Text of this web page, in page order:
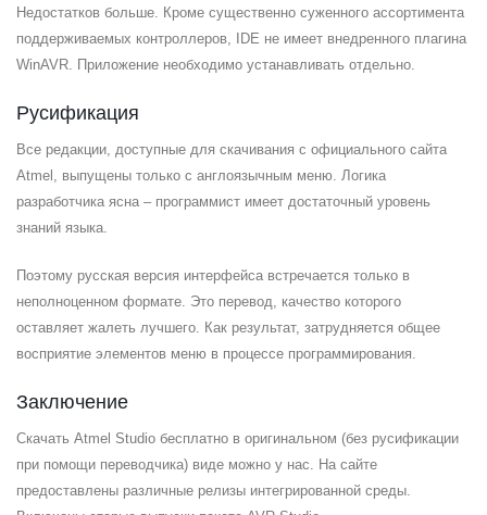
Недостатков больше. Кроме существенно суженного ассортимента
поддерживаемых контроллеров, IDE не имеет внедренного плагина
WinAVR. Приложение необходимо устанавливать отдельно.
Русификация
Все редакции, доступные для скачивания с официального сайта
Atmel, выпущены только с англоязычным меню. Логика
разработчика ясна – программист имеет достаточный уровень
знаний языка.
Поэтому русская версия интерфейса встречается только в
неполноценном формате. Это перевод, качество которого
оставляет жалеть лучшего. Как результат, затрудняется общее
восприятие элементов меню в процессе программирования.
Заключение
Скачать Atmel Studio бесплатно в оригинальном (без русификации
при помощи переводчика) виде можно у нас. На сайте
предоставлены различные релизы интегрированной среды.